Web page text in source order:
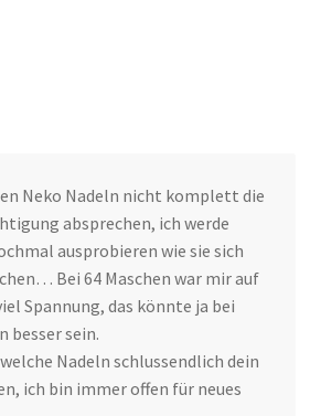
Neko Nadeln nicht komplett die
absprechen, ich werde
ausprobieren wie sie sich
Bei 64 Maschen war mir auf
Spannung, das könnte ja bei
besser sein.
Nadeln schlussendlich dein
ich bin immer offen für neues